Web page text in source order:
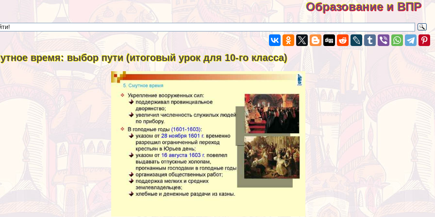
Образование и ВПР
время: выбор пути (итоговый урок для 10-го класса)